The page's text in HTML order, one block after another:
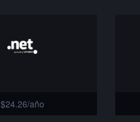
$24.26/año